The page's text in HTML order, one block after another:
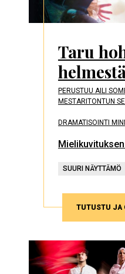
Taru
PERUSTUU AILI
MESTARITONTUN
DRAMATISOINTI
SUURI NÄYTTÄMÖ
TUTUSTU JA